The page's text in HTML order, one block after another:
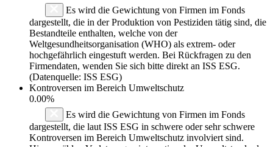
Es wird die Gewichtung von Firmen im Fonds
dargestellt, die in der Produktion von Pestiziden tätig sind, die
Bestandteile enthalten, welche von der
Weltgesundheitsorganisation (WHO) als extrem- oder
hochgefährlich eingestuft werden. Bei Rückfragen zu den
Firmendaten, wenden Sie sich bitte direkt an ISS ESG.
(Datenquelle: ISS ESG)
Kontroversen im Bereich Umweltschutz
0.00%
Es wird die Gewichtung von Firmen im Fonds
dargestellt, die laut ISS ESG in schwere oder sehr schwere
Kontroversen im Bereich Umweltschutz involviert sind.